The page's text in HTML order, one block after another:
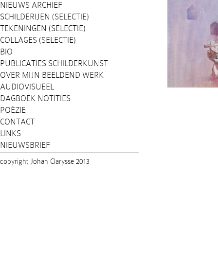
NIEUWS ARCHIEF
SCHILDERIJEN (SELECTIE)
TEKENINGEN (SELECTIE)
COLLAGES (SELECTIE)
BIO
PUBLICATIES SCHILDERKUNST
OVER MIJN BEELDEND WERK
AUDIOVISUEEL
DAGBOEK NOTITIES
POËZIE
CONTACT
LINKS
NIEUWSBRIEF
copyright Johan Clarysse 2013